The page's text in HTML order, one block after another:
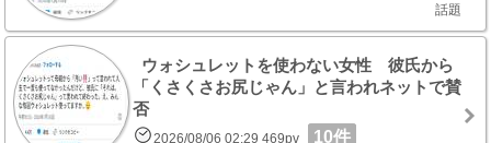
話題
ウォシュレットを使わない女性 彼氏から
「くさくさお尻じゃん」と言われネットで賛
否
2026/08/06 02:29 469pv 10件